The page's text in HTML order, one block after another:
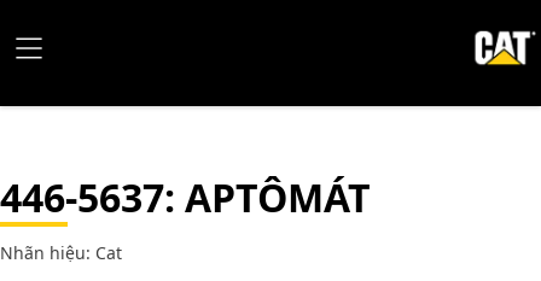
446-5637: APTÔMÁT
Nhãn hiệu: Cat